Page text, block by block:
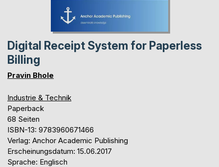
Digital Receipt System for Paperless
Billing
Pravin Bhole
Industrie & Technik
Paperback
68 Seiten
ISBN-13: 9783960671466
Verlag: Anchor Academic Publishing
Erscheinungsdatum: 15.06.2017
Sprache: Englisch